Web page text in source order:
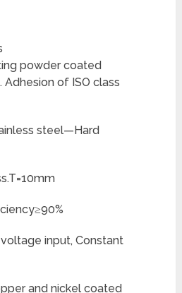
powder coated
of ISO class
steel—Hard
input, Constant
and nickel coated